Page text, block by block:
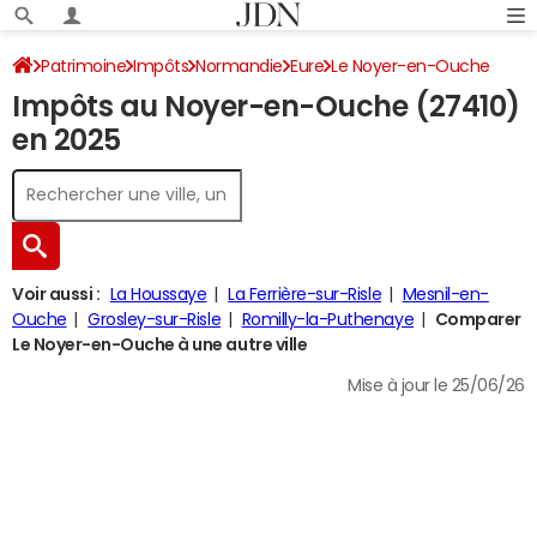
Patrimoine Impôts Normandie Eure Le Noyer-en-Ouche
Impôt sur le revenu
Impôts au Noyer-en-Ouche (27410)
en 2025
Voir aussi : La Houssaye La Ferrière-sur-Risle
Mesnil-en-
Ouche
Grosley-sur-Risle Romilly-la-Puthenaye
Comparer
Le Noyer-en-Ouche à une autre ville
Mise à jour le 25/06/26